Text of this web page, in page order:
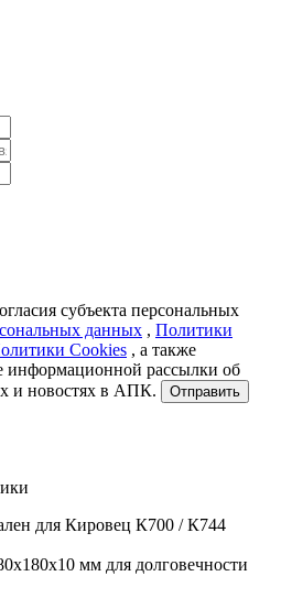
субъекта персональных
данных , Политики
Cookies , а также
информационной рассылки об
и новостях в АПК.
Отправить
для Кировец К700 / К744
мм для долговечности